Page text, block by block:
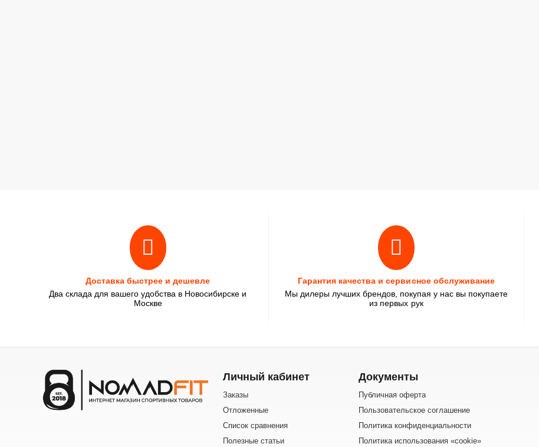
Доставка быстрее и дешевле
Два склада для вашего удобства в Новосибирске и
Москве
Гарантия качества и сервисное обслуживание
Мы дилеры лучших брендов, покупая у нас вы покупаете
из первых рук
Личный кабинет
Заказы
Отложенные
Список сравнения
Полезные статьи
Документы
Публичная оферта
Пользовательское соглашение
Политика конфиденциальности
Политика использования «cookie»